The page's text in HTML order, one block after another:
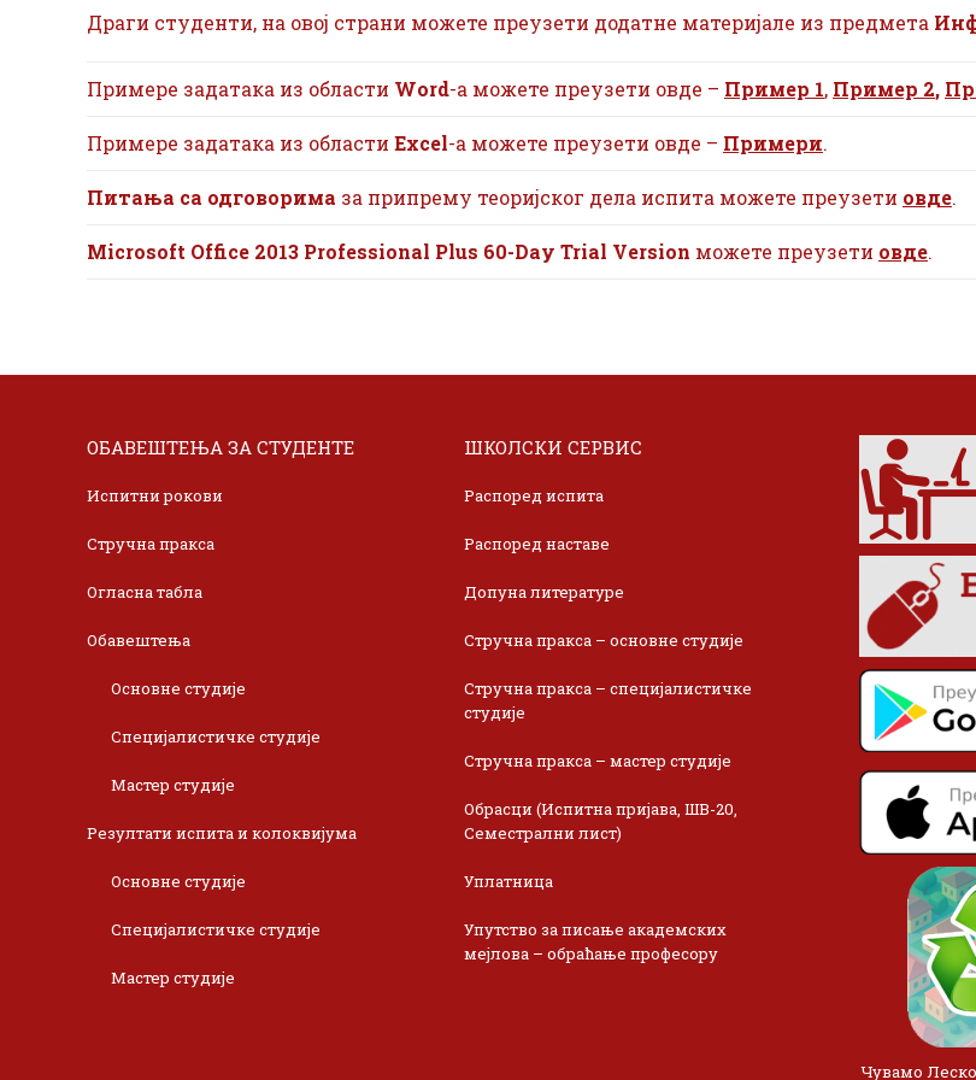
Драги студенти, на овој страни можете преузети додатне материјале из предмета
Примере задатака из области Word-а можете преузети овде – Пример 1, Пример 2,
Примере задатака из области Excel-а можете преузети овде – Примери.
Питања са одговорима за припрему теоријског дела испита можете преузети овде.
Microsoft Office 2013 Professional Plus 60-Day Trial Version можете преузети овде.
ОБАВЕШТЕЊА ЗА СТУДЕНТЕ
Испитни рокови
Стручна пракса
Огласна табла
Обавештења
Основне студије
Специјалистичке студије
Мастер студије
Резултати испита и колоквијума
Основне студије
Специјалистичке студије
Мастер студије
ШКОЛСКИ СЕРВИС
Распоред испита
Распоред наставе
Допуна литературе
Стручна пракса – основне студије
Стручна пракса – специјалистичке
студије
Стручна пракса – мастер студије
Обрасци (Испитна пријава, ШВ-20,
Семестрални лист)
Уплатница
Упутство за писање академских
мејлова – обраћање професору
Чувамо